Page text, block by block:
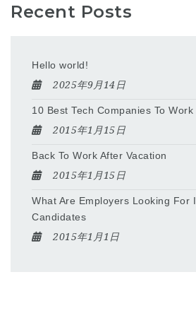
Recent Posts
Hello world!
2025年9月14日
10 Best Tech Companies To
2015年1月15日
Back To Work After Vacation
2015年1月15日
What Are Employers Looking For
Candidates
2015年1月1日